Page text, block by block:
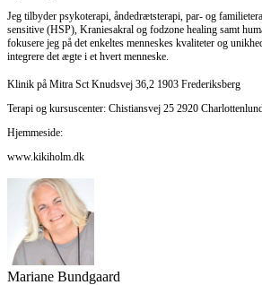
Jeg tilbyder psykoterapi, åndedrætsterapi, par- og
sensitive (HSP), Kraniesakral og fodzone healing samt
fokusere jeg på det enkeltes menneskes kvaliteter og
integrere det ægte i et hvert menneske.
Klinik på Mitra Sct Knudsvej 36,2 1903 Frederiksberg
Terapi og kursuscenter: Chistiansvej 25 2920
Hjemmeside:
www.kikiholm.dk
Mariane Bundgaard